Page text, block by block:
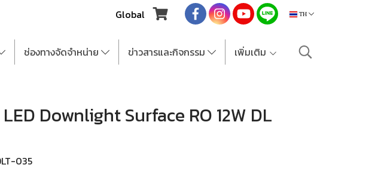
Global TH
ช่องทางจัดจำหน่าย ข่าวสารและกิจกรรม เพิ่มเติม
LED Downlight Surface RO 12W DL
035